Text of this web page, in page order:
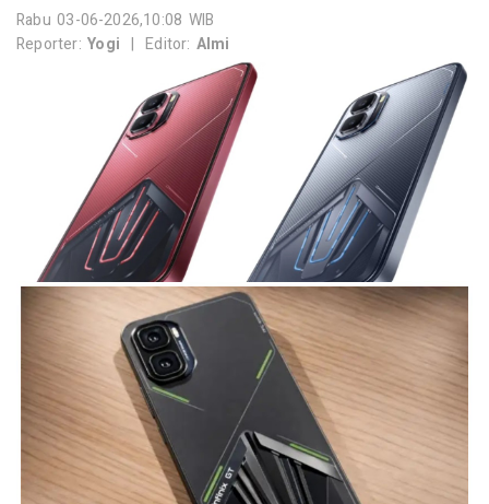
Rabu 03-06-2026,10:08 WIB
Reporter:Yogi | Editor: Almi